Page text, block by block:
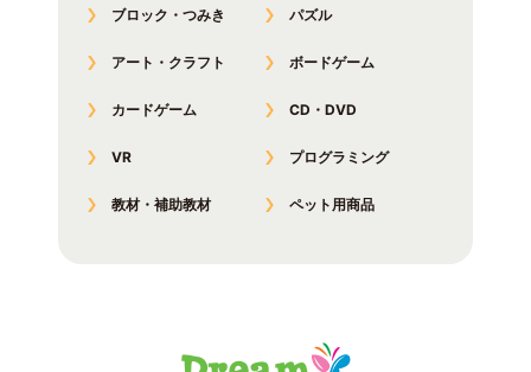
ブロック・つみき パズル
アート・クラフト ボードゲーム
カードゲーム CD・DVD
VR プログラミング
教材・補助教材 ペット用商品